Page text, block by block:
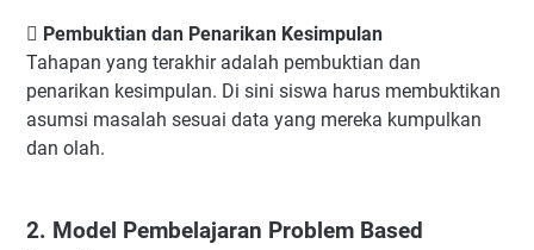
 Pembuktian dan Penarikan Kesimpulan
Tahapan yang terakhir adalah pembuktian dan
penarikan kesimpulan. Di sini siswa harus membuktikan
asumsi masalah sesuai data yang mereka kumpulkan
dan olah.
2. Model Pembelajaran Problem Based